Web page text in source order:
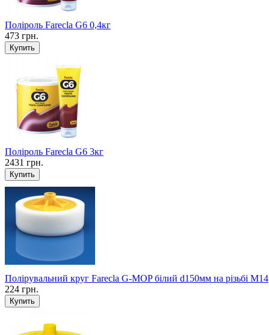
Поліроль Farecla G6 0,4кг
473 грн.
Поліроль Farecla G6 3кг
2431 грн.
Полірувальний круг Farecla G-MOP білий d150мм на різьбі М14
224 грн.